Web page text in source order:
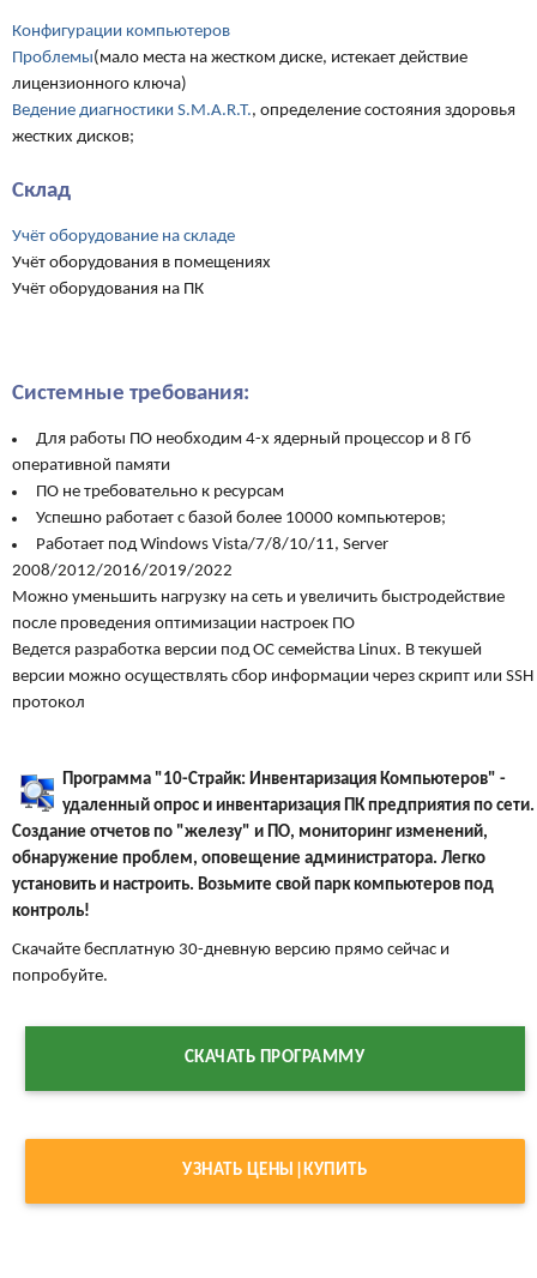
Конфигурации компьютеров
Проблемы(мало места на жестком диске, истекает действие
лицензионного ключа)
Ведение диагностики S.M.A.R.T., определение состояния здоровья
жестких дисков;
Склад
Учёт оборудование на складе
Учёт оборудования в помещениях
Учёт оборудования на ПК
Системные требования:
Для работы ПО необходим 4-х ядерный процессор и 8 Гб
оперативной памяти
ПО не требовательно к ресурсам
Успешно работает с базой более 10000 компьютеров;
Работает под Windows Vista/7/8/10/11, Server
2008/2012/2016/2019/2022
Можно уменьшить нагрузку на сеть и увеличить быстродействие
после проведения оптимизации настроек ПО
Ведется разработка версии под ОС семейства Linux. В текушей
версии можно осуществлять сбор информации через скрипт или SSH
протокол
Программа "10-Страйк: Инвентаризация Компьютеров" -
удаленный опрос и инвентаризация ПК предприятия по сети.
Создание отчетов по "железу" и ПО, мониторинг изменений,
обнаружение проблем, оповещение администратора. Легко
установить и настроить. Возьмите свой парк компьютеров под
контроль!
Скачайте бесплатную 30-дневную версию прямо сейчас и
попробуйте.
СКАЧАТЬ ПРОГРАММУ
УЗНАТЬ ЦЕНЫ|КУПИТЬ